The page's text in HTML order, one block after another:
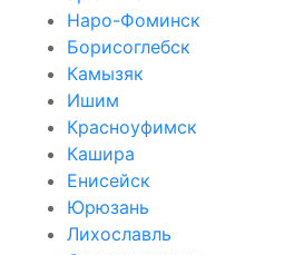
Наро-Фоминск
Борисоглебск
Камызяк
Ишим
Красноуфимск
Кашира
Енисейск
Юрюзань
Лихославль